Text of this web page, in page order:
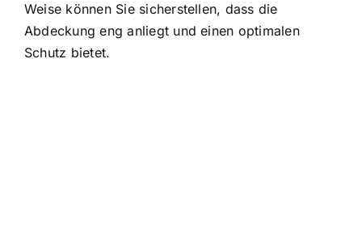
Weise können Sie sicherstellen, dass die
Abdeckung eng anliegt und einen optimalen
Schutz bietet.